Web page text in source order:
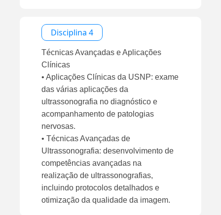
Disciplina 4
Técnicas Avançadas e Aplicações
Clínicas
• Aplicações Clínicas da USNP: exame
das várias aplicações da
ultrassonografia no diagnóstico e
acompanhamento de patologias
nervosas.
• Técnicas Avançadas de
Ultrassonografia: desenvolvimento de
competências avançadas na
realização de ultrassonografias,
incluindo protocolos detalhados e
otimização da qualidade da imagem.